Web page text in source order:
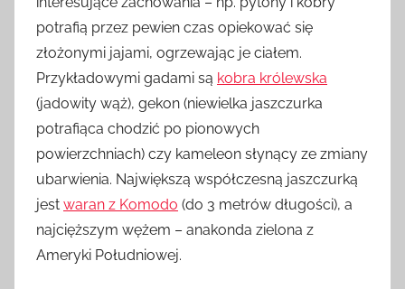
potrafią przez pewien czas opiekować się
złożonymi jajami, ogrzewając je ciałem.
Przykładowymi gadami są kobra królewska
(jadowity wąż), gekon (niewielka jaszczurka
potrafiąca chodzić po pionowych
powierzchniach) czy kameleon słynący ze zmiany
ubarwienia. Największą współczesną jaszczurką
jest waran z Komodo (do 3 metrów długości), a
najcięższym wężem – anakonda zielona z
Ameryki Południowej.